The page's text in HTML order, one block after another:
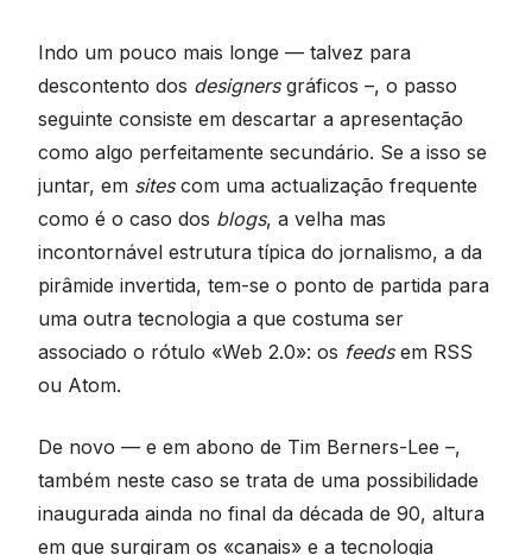
Indo um pouco mais longe — talvez para
descontento dos designersgráficos –, o passo
seguinte consiste em descartar a apresentação
como algo perfeitamente secundário. Se a isso se
juntar, em sitescom uma actualização frequente
como é o caso dos blogs, a velha mas
incontornável estrutura típica do jornalismo, a da
pirâmide invertida, tem-se o ponto de partida para
uma outra tecnologia a que costuma ser
associado o rótulo «Web 2.0»: os feedsem RSS
ou Atom.
De novo — e em abono de Tim Berners-Lee –,
também neste caso se trata de uma possibilidade
inaugurada ainda no final da década de 90, altura
em que surgiram os «canais» e a tecnologia